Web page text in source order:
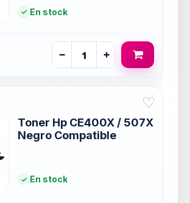
En stock
− +
♡
Toner Hp CE400X / 507X
Negro Compatible
En stock